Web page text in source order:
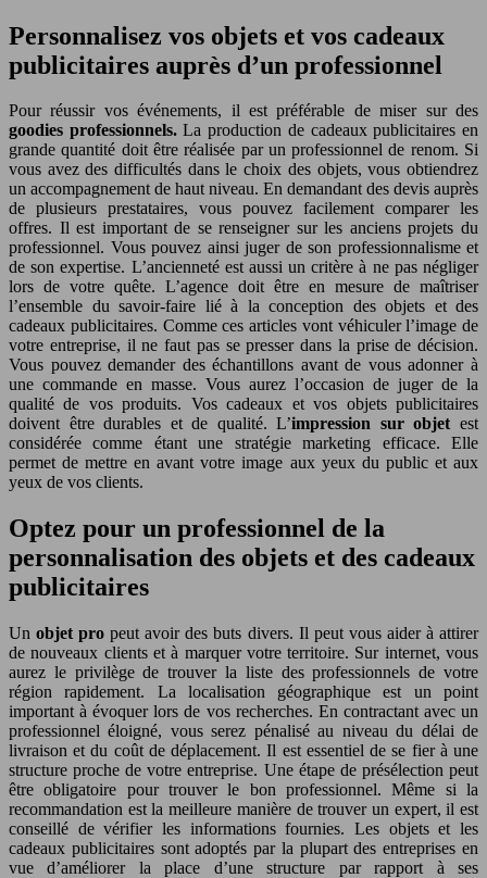
Personnalisez vos objets et vos cadeaux
publicitaires auprès d’un professionnel
Pour réussir vos événements, il est préférable de miser sur des
goodies professionnels.La production de cadeaux publicitaires en
grande quantité doit être réalisée par un professionnel de renom. Si
vous avez des difficultés dans le choix des objets, vous obtiendrez
un accompagnement de haut niveau. En demandant des devis auprès
de plusieurs prestataires, vous pouvez facilement comparer les
offres. Il est important de se renseigner sur les anciens projets du
professionnel. Vous pouvez ainsi juger de son professionnalisme et
de son expertise. L’ancienneté est aussi un critère à ne pas négliger
lors de votre quête. L’agence doit être en mesure de maîtriser
l’ensemble du savoir-faire lié à la conception des objets et des
cadeaux publicitaires. Comme ces articles vont véhiculer l’image de
votre entreprise, il ne faut pas se presser dans la prise de décision.
Vous pouvez demander des échantillons avant de vous adonner à
une commande en masse. Vous aurez l’occasion de juger de la
qualité de vos produits. Vos cadeaux et vos objets publicitaires
doivent être durables et de qualité. L’impression sur objetest
considérée comme étant une stratégie marketing efficace. Elle
permet de mettre en avant votre image aux yeux du public et aux
yeux de vos clients.
Optez pour un professionnel de la
personnalisation des objets et des cadeaux
publicitaires
Unobjet pro peut avoir des buts divers. Il peut vous aider à attirer
de nouveaux clients et à marquer votre territoire. Sur internet, vous
aurez le privilège de trouver la liste des professionnels de votre
région rapidement. La localisation géographique est un point
important à évoquer lors de vos recherches. En contractant avec un
professionnel éloigné, vous serez pénalisé au niveau du délai de
livraison et du coût de déplacement. Il est essentiel de se fier à une
structure proche de votre entreprise. Une étape de présélection peut
être obligatoire pour trouver le bon professionnel. Même si la
recommandation est la meilleure manière de trouver un expert, il est
conseillé de vérifier les informations fournies. Les objets et les
cadeaux publicitaires sont adoptés par la plupart des entreprises en
vue d’améliorer la place d’une structure par rapport à ses